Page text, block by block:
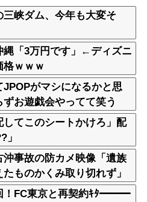
三峡ダム、今年も大変そ
縄「3万円です」←ディズニ
格ｗｗｗ
JPOPがマシになるかと思
ずお遊戯会やってて笑う
してこのシートかけろ」配
」
沖事故の防カメ映像「遺族
ものかくみ取り切れず」
！FC東京と再契約ｷﾀ━━━